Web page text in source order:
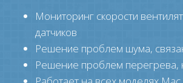
Мониторинг скорости
датчиков
Решение проблем шума,
Решение проблем